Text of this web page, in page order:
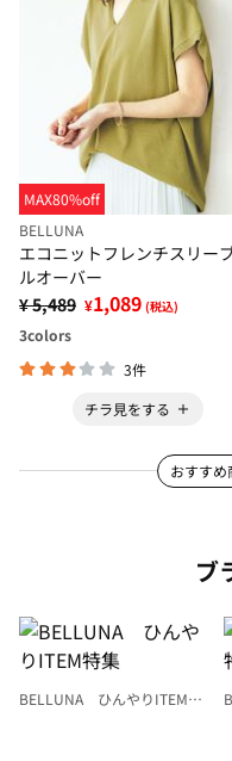
MAX80%off
BELLUNA
エコニットフレンチスリー
ルオーバー
¥ 5,489 ¥1,089 (税込)
3colors
3件
チラ見をする
おすすめ
ブ
BELLUNA ひんやりITEM特